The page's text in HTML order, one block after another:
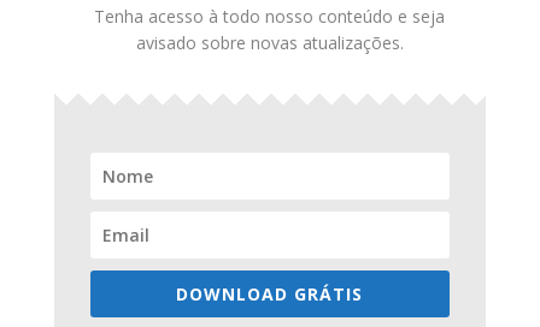
Tenha acesso à todo nosso conteúdo e seja
avisado sobre novas atualizações.
DOWNLOAD GRÁTIS